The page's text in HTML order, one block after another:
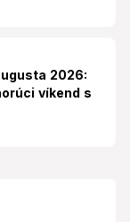
2026:
víkend s